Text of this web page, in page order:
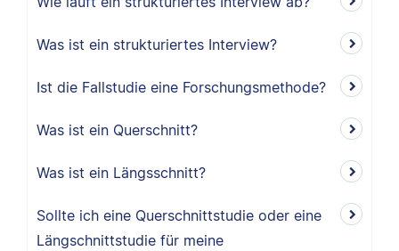
Was ist ein strukturiertes Interview?
Ist die Fallstudie eine Forschungsmethode?
Was ist ein Querschnitt?
Was ist ein Längsschnitt?
Sollte ich eine Querschnittstudie oder eine
Längschnittstudie für meine